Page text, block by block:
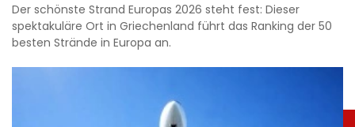
Der schönste Strand Europas 2026 steht fest: Dieser
spektakuläre Ort in Griechenland führt das Ranking der 50
besten Strände in Europa an.